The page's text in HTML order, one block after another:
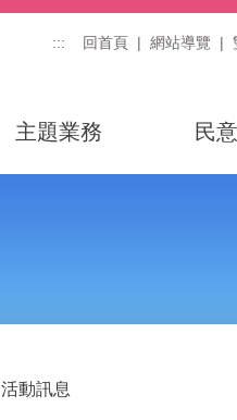
::: 回首頁 網站導覽
主題業務 民
活動訊息